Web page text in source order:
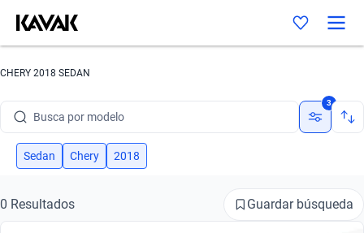
CHERY 2018 SEDAN
Busca por modelo
Busca por versión
Busca por marca
3
Sedan Chery 2018
0 Resultados Guardar búsqueda